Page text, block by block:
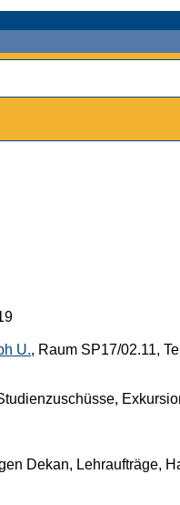
U., Raum SP17/02.11,
Dekan, Lehraufträge,